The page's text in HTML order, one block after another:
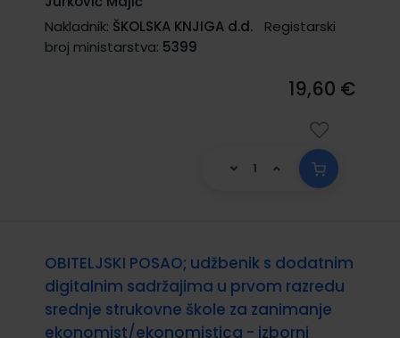
Nakladnik: ŠKOLSKA KNJIGA d.d.
Registarski
broj ministarstva: 5399
19,60 €
OBITELJSKI POSAO; udžbenik s dodatnim
digitalnim sadržajima u prvom razredu
srednje strukovne škole za zanimanje
ekonomist/ekonomistica - izborni